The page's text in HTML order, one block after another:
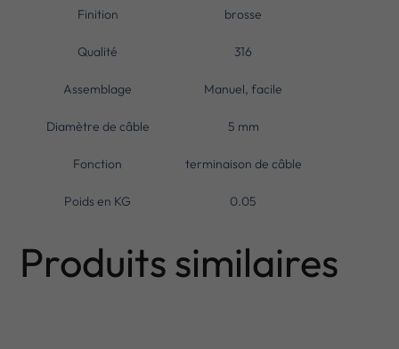
Finition brosse
Qualité 316
Assemblage Manuel, facile
Diamètre de câble 5 mm
Fonction terminaison de câble
Poids en KG 0.05
Produits similaires